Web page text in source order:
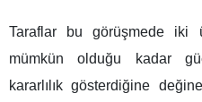
Taraflar bu görüşmede iki
mümkün olduğu kadar
kararlılık gösterdiğine